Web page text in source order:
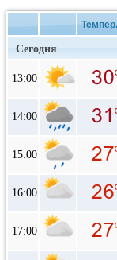
Сегодня
13:00
14:00
15:00
16:00
17:00